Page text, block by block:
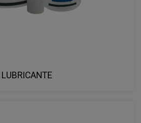
LUBRICANTE